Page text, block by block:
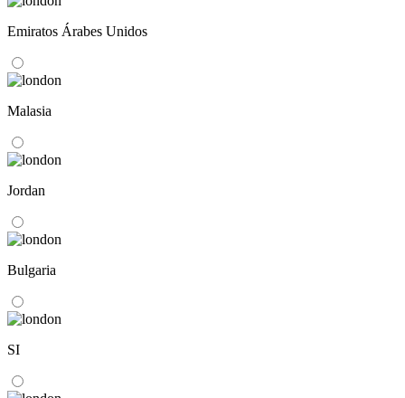
Emiratos Árabes Unidos
Malasia
Jordan
Bulgaria
SI